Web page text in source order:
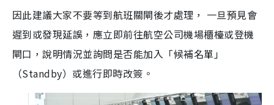
因此建議大家不要等到航班關閘後才處理， 一旦預見會
遲到或發現延誤，應立即前往航空公司機場櫃檯或登機
閘口，說明情況並詢問是否能加入「候補名單」
（Standby）或進行即時改簽。